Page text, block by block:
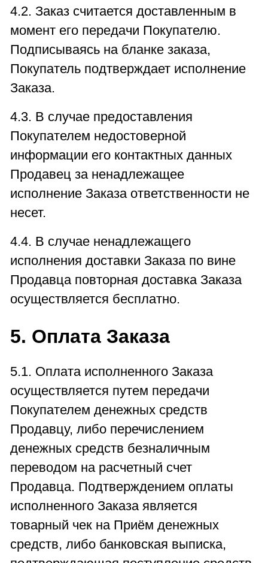
4.2. Заказ считается доставленным в
момент его передачи Покупателю.
Подписываясь на бланке заказа,
Покупатель подтверждает исполнение
Заказа.
4.3. В случае предоставления
Покупателем недостоверной
информации его контактных данных
Продавец за ненадлежащее
исполнение Заказа ответственности не
несет.
4.4. В случае ненадлежащего
исполнения доставки Заказа по вине
Продавца повторная доставка Заказа
осуществляется бесплатно.
5. Оплата Заказа
5.1. Оплата исполненного Заказа
осуществляется путем передачи
Покупателем денежных средств
Продавцу, либо перечислением
денежных средств безналичным
переводом на расчетный счет
Продавца. Подтверждением оплаты
исполненного Заказа является
товарный чек на Приём денежных
средств, либо банковская выписка,